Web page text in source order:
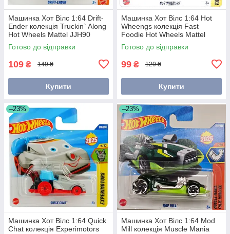
Машинка Хот Вілс 1:64 Drift-
Ender колекція Truckin` Along
Hot Wheels Mattel JJH90
Готово до відправки
109 ₴ 149 ₴
Купити
Машинка Хот Вілс 1:64 Hot
Wheengs колекція Fast
Foodie Hot Wheels Mattel
JBC02
Готово до відправки
99 ₴ 129 ₴
Купити
–23%
Машинка Хот Вілс 1:64 Quick
Chat колекція Experimotors
–23%
Машинка Хот Вілс 1:64 Mod
Mill колекція Muscle Mania